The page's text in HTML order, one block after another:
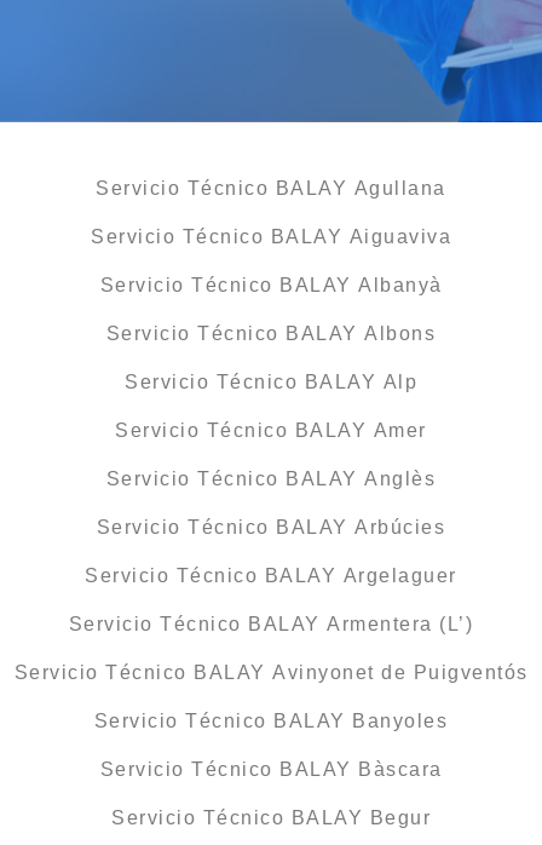
Servicio Técnico BALAY Agullana
Servicio Técnico BALAY Aiguaviva
Servicio Técnico BALAY Albanyà
Servicio Técnico BALAY Albons
Servicio Técnico BALAY Alp
Servicio Técnico BALAY Amer
Servicio Técnico BALAY Anglès
Servicio Técnico BALAY Arbúcies
Servicio Técnico BALAY Argelaguer
Servicio Técnico BALAY Armentera (L’)
Servicio Técnico BALAY Avinyonet de Puigventós
Servicio Técnico BALAY Banyoles
Servicio Técnico BALAY Bàscara
Servicio Técnico BALAY Begur